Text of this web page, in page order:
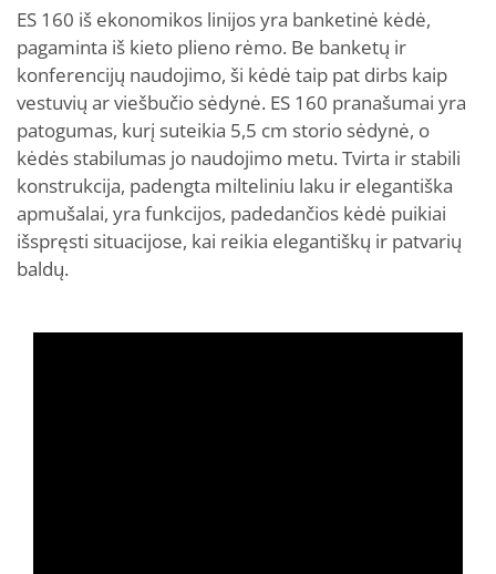
ES 160 iš ekonomikos linijos yra banketinė kėdė,
pagaminta iš kieto plieno rėmo. Be banketų ir
konferencijų naudojimo, ši kėdė taip pat dirbs kaip
vestuvių ar viešbučio sėdynė. ES 160 pranašumai yra
patogumas, kurį suteikia 5,5 cm storio sėdynė, o
kėdės stabilumas jo naudojimo metu. Tvirta ir stabili
konstrukcija, padengta milteliniu laku ir elegantiška
apmušalai, yra funkcijos, padedančios kėdė puikiai
išspręsti situacijose, kai reikia elegantiškų ir patvarių
baldų.